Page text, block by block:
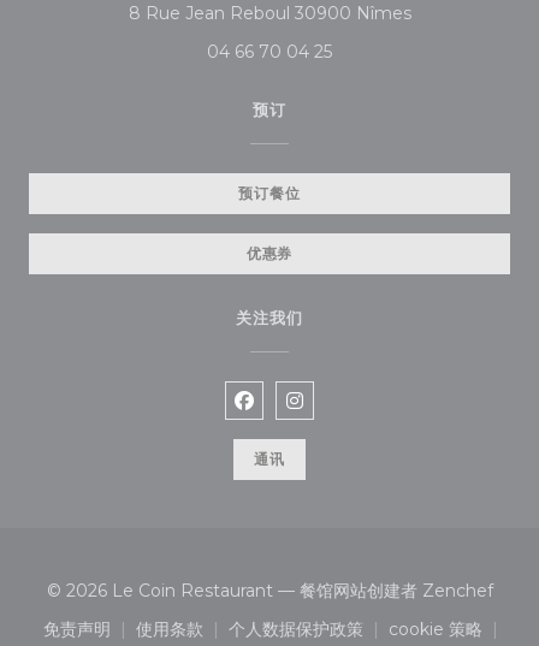
8 Rue Jean Reboul 30900 Nîmes((在新窗口中打
04 66 70 04 25
预订
预订餐位
优惠券
关注我们
Facebook ((在新窗口中打开))
Instagram ((在新窗口中打
通讯
© 2026 Le Coin Restaurant — 餐馆网站创建者 Zenchef((在
免责声明
使用条款 个人数据保护政策 cookie 策略